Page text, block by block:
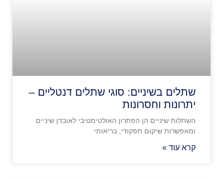
שתלים בשיניים: סוגי שתלים דנטליים –
יתרונות וחסרונות
השתלות שיניים הן הפתרון האולטימטיבי לאובדן שיניים
ומאפשרות שיקום תפקודי, בריאותי
קרא עוד »